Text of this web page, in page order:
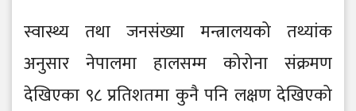
स्वास्थ्य तथा जनसंख्या मन्त्रालयको तथ्यांक
अनुसार नेपालमा हालसम्म कोरोना संक्रमण
देखिएका ९८ प्रतिशतमा कुनै पनि लक्षण देखिएको